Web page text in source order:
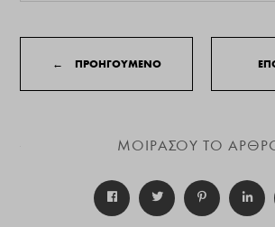
← ΠΡΟΗΓΟΥΜΕΝΟ
ΜΟΙΡΑΣΟΥ ΤΟ